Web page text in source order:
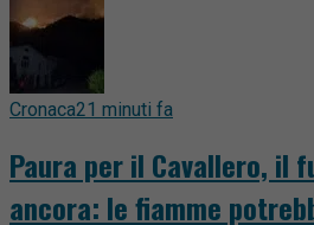
Cronaca21 minuti fa
Paura per il Cavallero, il
ancora: le fiamme